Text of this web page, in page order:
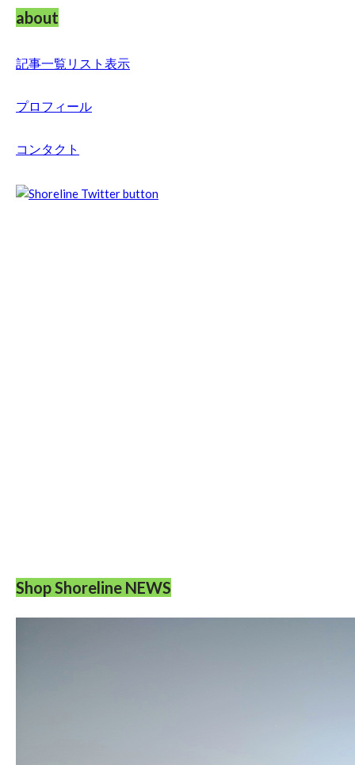
about
記事一覧リスト表示
プロフィール
コンタクト
Shop Shoreline NEWS